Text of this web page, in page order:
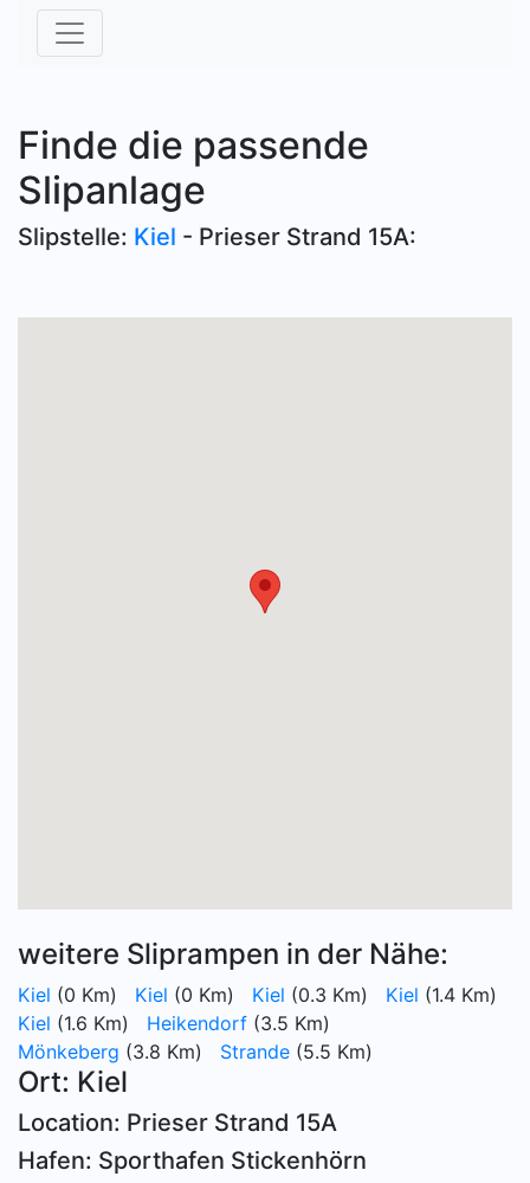
Finde die passende
Slipanlage
Slipstelle: Kiel - Prieser Strand 15A:
weitere Sliprampen in der Nähe:
Kiel (0 Km) Kiel (0 Km) Kiel (0.3 Km) Kiel (1.4 Km)
Kiel (1.6 Km) Heikendorf (3.5 Km)
Mönkeberg (3.8 Km) Strande (5.5 Km)
Ort: Kiel
Location: Prieser Strand 15A
Hafen: Sporthafen Stickenhörn